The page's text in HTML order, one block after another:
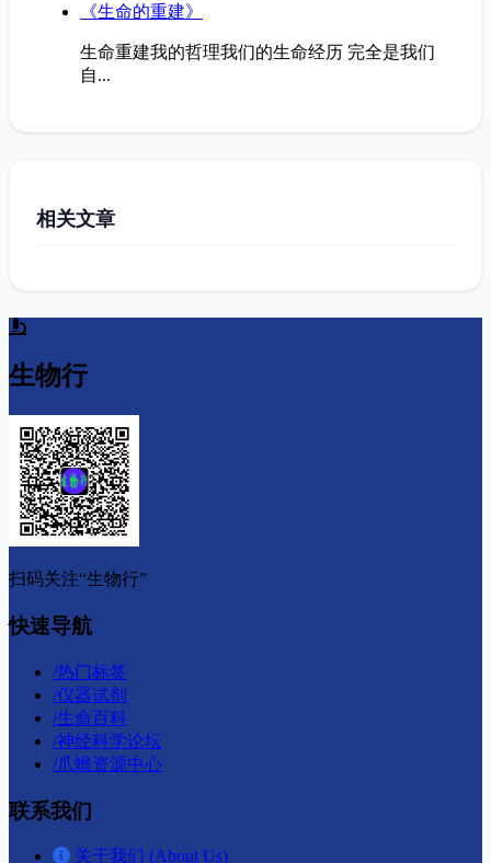
《生命的重建》
生命重建我的哲理我们的生命经历 完全是我们
自...
相关文章
生物行
扫码关注“生物行”
快速导航
/热门标签
/仪器试剂
/生命百科
/神经科学论坛
/爪蟾资源中心
联系我们
关于我们 (About Us)